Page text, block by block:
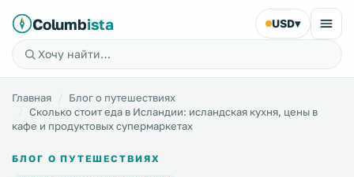
Columbista USD▾
Главная
Блог о путешествиях
Сколько стоит еда в Исландии: исландская кухня, цены в
кафе и продуктовых супермаркетах
БЛОГ О ПУТЕШЕСТВИЯХ